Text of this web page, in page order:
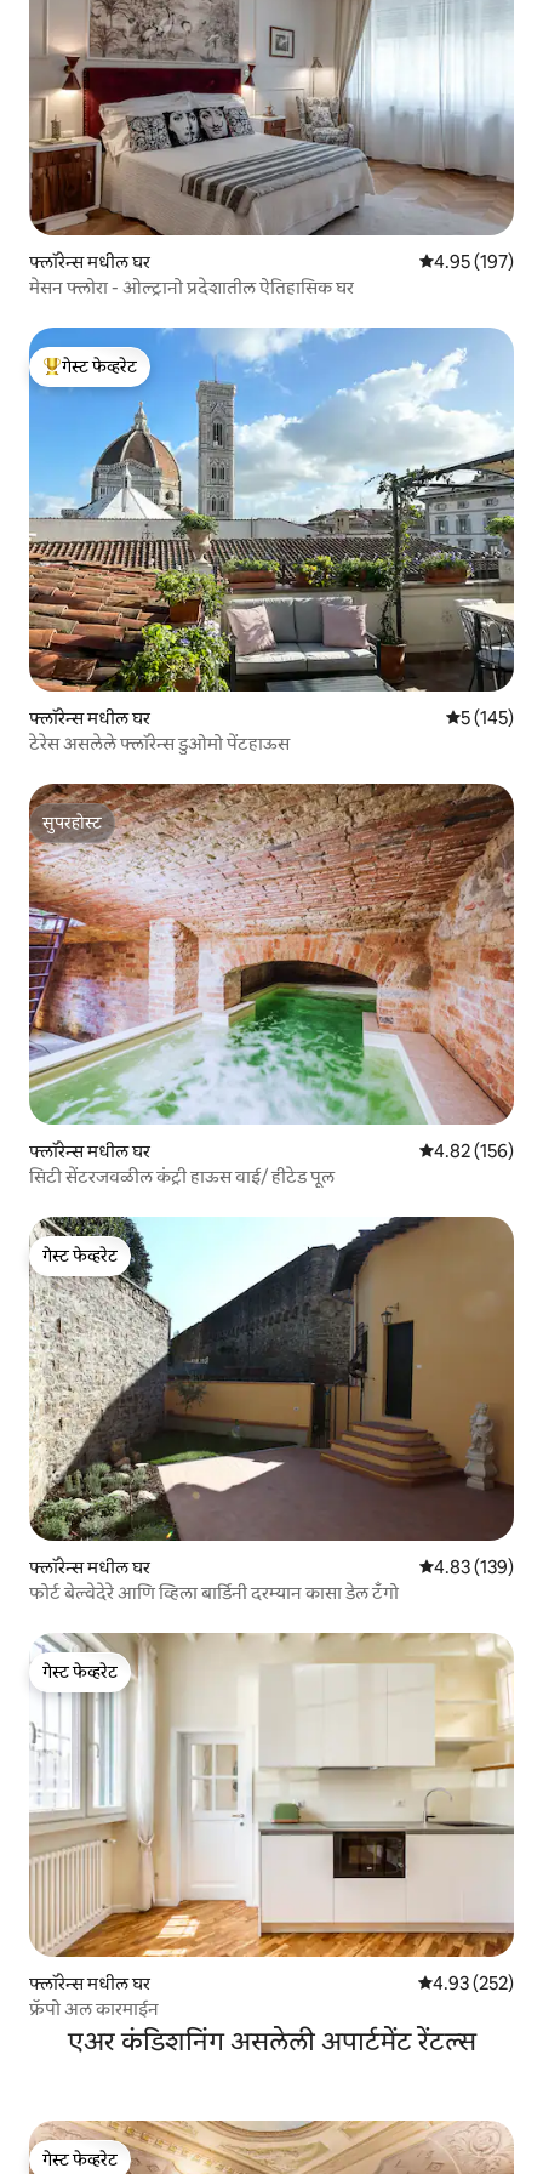
फ्लॉरेन्स मधील घर 5 पैकी 4.95
4.95 (197)
मेसन फ्लोरा - ओल्ट्रानो प्रदेशातील ऐतिहासिक घर
टॉप गेस्ट फेव्हरेट
गेस्ट फेव्हरेट
फ्लॉरेन्स मधील घर 5 पैकी 5
5 (145)
टेरेस असलेले फ्लॉरेन्स डुओमो पेंटहाऊस
सुपरहोस्ट
सुपरहोस्ट
फ्लॉरेन्स मधील घर 5 पैकी 4.82
4.82 (156)
सिटी सेंटरजवळील कंट्री हाऊस वाई/ हीटेड पूल
गेस्ट फेव्हरेट
गेस्ट फेव्हरेट
फ्लॉरेन्स मधील घर 5 पैकी 4.83
4.83 (139)
फोर्ट बेल्वेदेरे आणि व्हिला बार्डिनी दरम्यान कासा डेल टँगो
गेस्ट फेव्हरेट
गेस्ट फेव्हरेट
फ्लॉरेन्स मधील घर 5 पैकी 4.93
4.93 (252)
फ्रॅपो अल कारमाईन
एअर कंडिशनिंग असलेली अपार्टमेंट रेंटल्स
गेस्ट फेव्हरेट